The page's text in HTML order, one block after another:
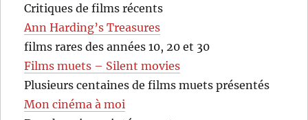
Critiques de films récents
Ann Harding’s Treasures
films rares des années 10, 20 et 30
Films muets – Silent movies
Plusieurs centaines de films muets présentés
Mon cinéma à moi